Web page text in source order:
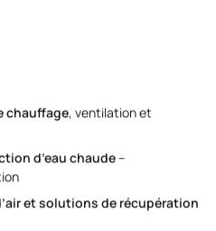
chauffage, ventilation et
d’eau chaude–
et solutions de récupération